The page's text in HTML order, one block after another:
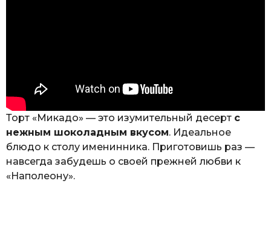
Торт «Микадо» — это изумительный десерт с
нежным шоколадным вкусом. Идеальное
блюдо к столу именинника. Приготовишь раз —
навсегда забудешь о своей прежней любви к
«Наполеону».